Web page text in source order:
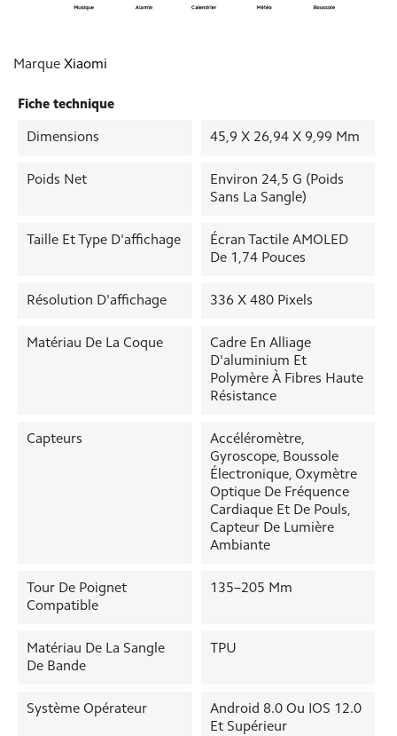
Marque Xiaomi
Fiche technique
Dimensions 45,9 X 26,94 X 9,99 Mm
Poids Net
Environ 24,5 G (poids
Sans La Sangle)
Taille Et Type D'affichage
Écran Tactile AMOLED
De 1,74 Pouces
Résolution D'affichage 336 X 480 Pixels
Matériau De La Coque
Cadre En Alliage
D'aluminium Et
Polymère À Fibres Haute
Résistance
Capteurs
Accéléromètre,
Gyroscope, Boussole
Électronique, Oxymètre
Optique De Fréquence
Cardiaque Et De Pouls,
Capteur De Lumière
Ambiante
Tour De Poignet
Compatible
135–205 Mm
Matériau De La Sangle
De Bande
TPU
Système Opérateur
Android 8.0 Ou IOS 12.0
Et Supérieur